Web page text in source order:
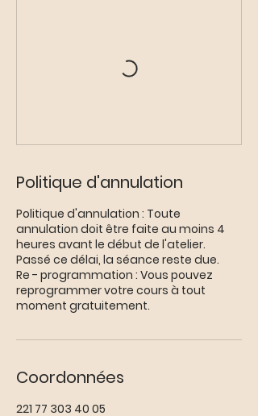
Politique d'annulation
Politique d'annulation : Toute
annulation doit être faite au moins 4
heures avant le début de l'atelier.
Passé ce délai, la séance reste due.
Re - programmation : Vous pouvez
reprogrammer votre cours à tout
moment gratuitement.
Coordonnées
221 77 303 40 05